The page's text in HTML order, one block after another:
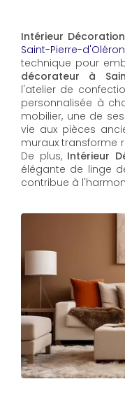
Intérieur Décoration
Saint-Pierre-d'Oléron
technique pour
décorateur à
l'atelier de
personnalisée à
mobilier, une de
vie aux pièces
muraux transforme
De plus, Intérieur
élégante de linge
contribue à